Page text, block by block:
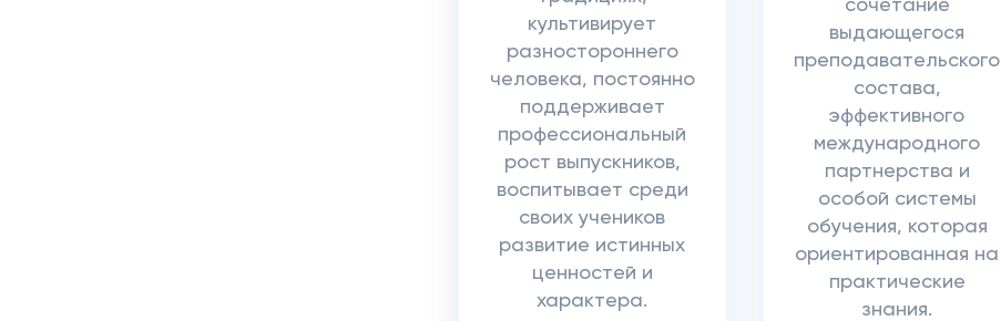
культивирует
разностороннего
человека, постоянно
поддерживает
профессиональный
рост выпускников,
воспитывает среди
своих учеников
развитие истинных
ценностей и
характера.
сочетание
выдающегося
преподавательского
состава,
эффективного
международного
партнерства и
особой системы
обучения, которая
ориентированная на
практические
знания.